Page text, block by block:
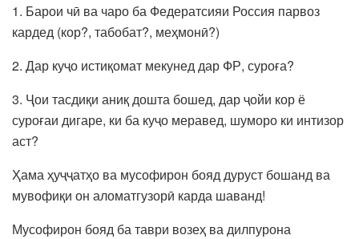
1. Барои чӣ ва чаро ба Федератсияи Россия парвоз
кардед (кор?, табобат?, меҳмонӣ?)
2. Дар куҷо истиқомат мекунед дар ФР, суроға?
3. Ҷои тасдиқи аниқ дошта бошед, дар ҷойи кор ё
суроғаи дигаре, ки ба куҷо меравед, шуморо ки интизор
аст?
Ҳама ҳуҷҷатҳо ва мусофирон бояд дуруст бошанд ва
мувофиқи он аломатгузорӣ карда шаванд!
Мусофирон бояд ба таври возеҳ ва дилпурона